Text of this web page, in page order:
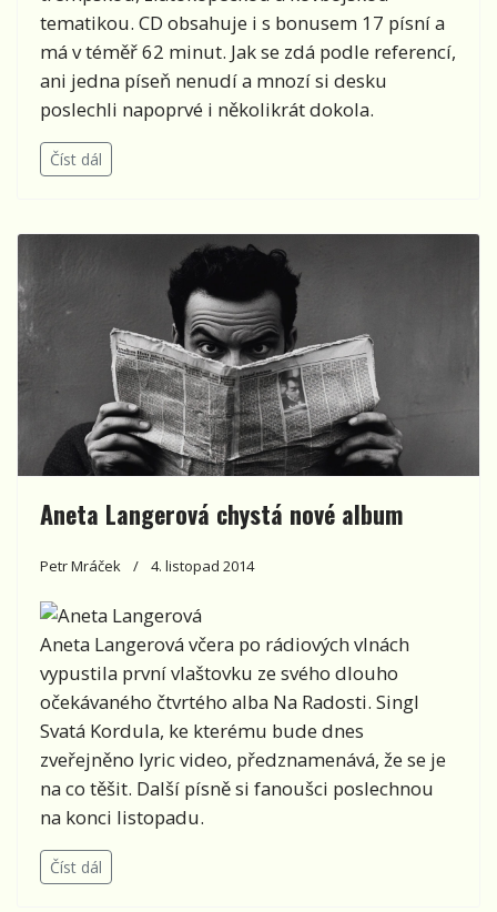
tematikou. CD obsahuje i s bonusem 17 písní a
má v téměř 62 minut. Jak se zdá podle referencí,
ani jedna píseň nenudí a mnozí si desku
poslechli napoprvé i několikrát dokola.
Číst dál
Aneta Langerová chystá nové album
Petr Mráček 4. listopad 2014
Aneta Langerová včera po rádiových vlnách
vypustila první vlaštovku ze svého dlouho
očekávaného čtvrtého alba Na Radosti. Singl
Svatá Kordula, ke kterému bude dnes
zveřejněno lyric video, předznamenává, že se je
na co těšit. Další písně si fanoušci poslechnou
na konci listopadu.
Číst dál